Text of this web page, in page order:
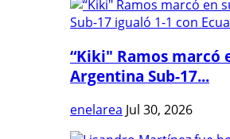
“Kiki" Ramos marcó
Argentina Sub-17...
enelarea Jul 30, 2026